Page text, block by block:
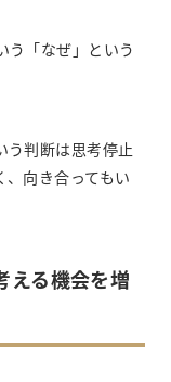
う「なぜ」という
う判断は思考停止
向き合ってもい
える機会を増